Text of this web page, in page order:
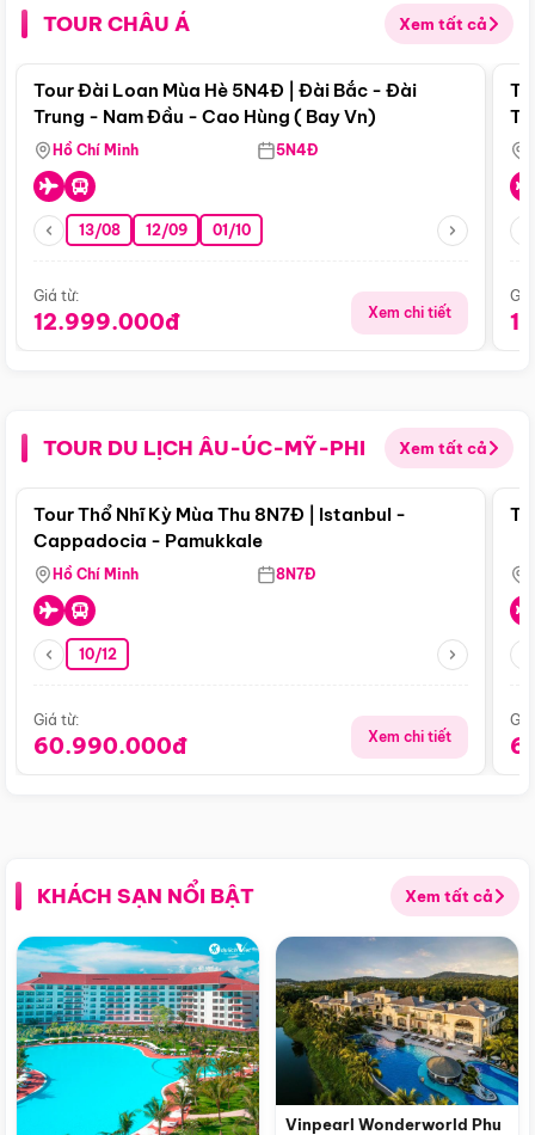
TOUR CHÂU Á Xem tất cả
Điểm nổi bật
Tour Đài Loan Mùa Hè 5N4Đ | Đài Bắc - Đài
Trung - Nam Đầu - Cao Hùng ( Bay Vn)
Hồ Chí Minh 5N4Đ
13/08 12/09 01/10
Giá từ:
12.999.000đ Xem chi tiết
TOUR DU LỊCH ÂU-ÚC-MỸ-PHI Xem tất cả
Điểm nổi bật
Tour Thổ Nhĩ Kỳ Mùa Thu 8N7Đ | Istanbul -
Cappadocia - Pamukkale
Hồ Chí Minh 8N7Đ
10/12
Giá từ:
60.990.000đ Xem chi tiết
KHÁCH SẠN NỔI BẬT Xem tất cả
Vinpearl Wonderworld Phu